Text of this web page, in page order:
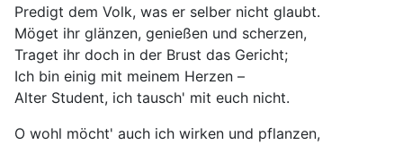
Predigt dem Volk, was er selber nicht glaubt.
Möget ihr glänzen, genießen und scherzen,
Traget ihr doch in der Brust das Gericht;
Ich bin einig mit meinem Herzen –
Alter Student, ich tausch' mit euch nicht.
O wohl möcht' auch ich wirken und pflanzen,